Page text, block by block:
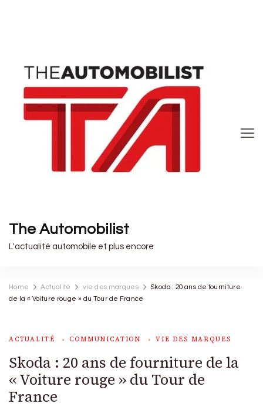
The Automobilist
L'actualité automobile et plus encore
Home Actualité vie des marques
Skoda : 20 ans de fourniture
de la « Voiture rouge » du Tour de France
ACTUALITÉ COMMUNICATION VIE DES MARQUES
Skoda : 20 ans de fourniture de la
« Voiture rouge » du Tour de
France